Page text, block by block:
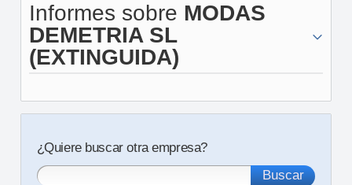
Informes sobre MODAS
DEMETRIA SL
(EXTINGUIDA)
¿Quiere buscar otra empresa?